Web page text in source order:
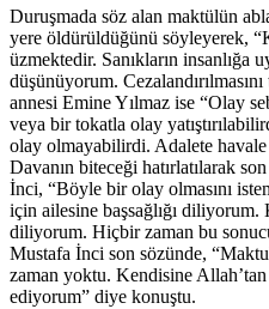
Duruşmada söz alan maktülün
yere öldürüldüğünü söyleyerek,
üzmektedir. Sanıkların insanlığa
düşünüyorum.
annesi Emine Yılmaz ise “Olay
veya bir tokatla olay
olay olmayabilirdi. Adalete
Davanın biteceği hatırlatılarak
İnci, “Böyle bir olay olmasını
için ailesine başsağlığı diliyorum.
diliyorum. Hiçbir zaman bu
Mustafa İnci son sözünde,
zaman yoktu. Kendisine
ediyorum” diye konuştu.